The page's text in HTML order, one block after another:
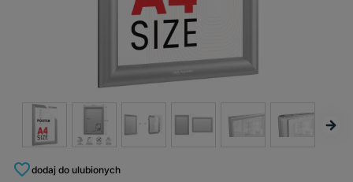
dodaj do ulubionych